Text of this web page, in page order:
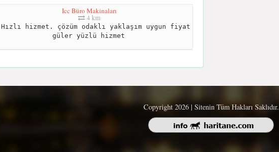
Icc Büro Makinaları
4 km
Hızlı hizmet. çözüm odaklı yaklaşım uygun fiyat
güler yüzlü hizmet
Copyright 2026 | Sitenin Tüm Hakları Saklıdır.